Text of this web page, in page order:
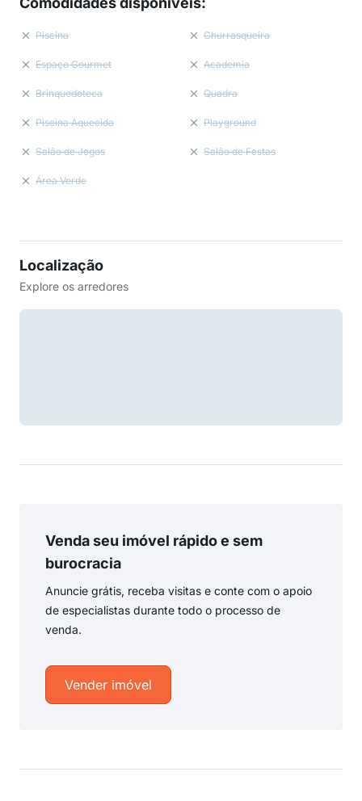
Piscina Churrasqueira
Espaço Gourmet Academia
Brinquedoteca Quadra
Piscina Aquecida Playground
Salão de Jogos Salão de Festas
Área Verde
Localização
Explore os arredores
Venda seu imóvel rápido e sem
burocracia
Anuncie grátis, receba visitas e conte com o apoio
de especialistas durante todo o processo de
venda.
Vender imóvel